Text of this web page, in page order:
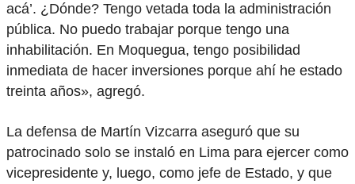
acá’. ¿Dónde? Tengo vetada toda la administración
pública. No puedo trabajar porque tengo una
inhabilitación. En Moquegua, tengo posibilidad
inmediata de hacer inversiones porque ahí he estado
treinta años», agregó.
La defensa de Martín Vizcarra aseguró que su
patrocinado solo se instaló en Lima para ejercer como
vicepresidente y, luego, como jefe de Estado, y que